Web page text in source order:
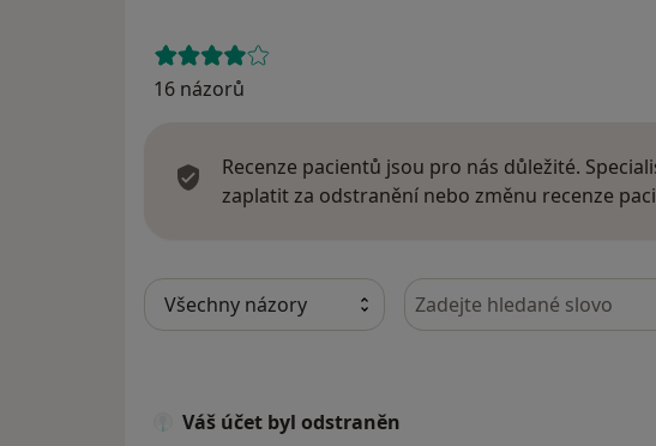
16 názorů
Recenze pacientů jsou pro nás důležité.
zaplatit za odstranění nebo změnu recenze
Hledejte v názorech
Váš účet byl odstraněn